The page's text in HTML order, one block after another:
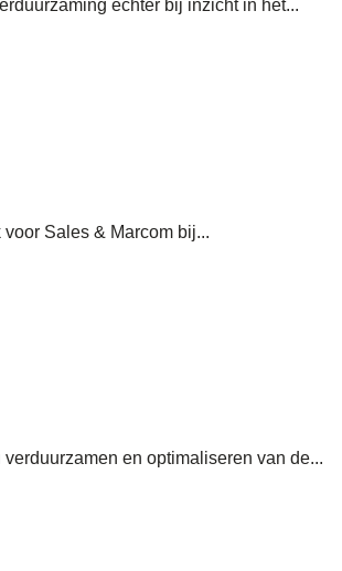
echter bij inzicht in het...
Sales & Marcom bij...
en optimaliseren van de...